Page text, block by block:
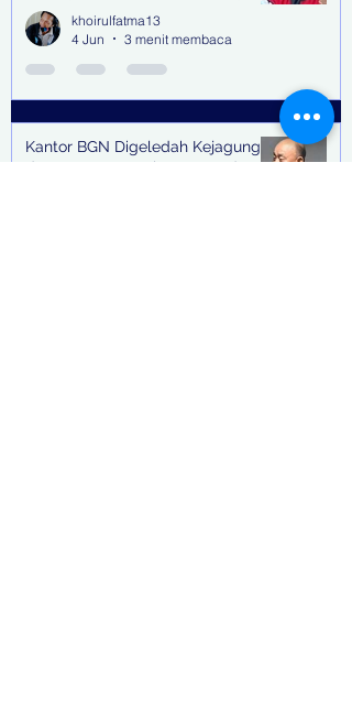
senilai Rp1,285 M di PN Surabaya
khoirulfatma13
4 Jun
3 menit membaca
Kantor BGN Digeledah Kejagung
dan Mantan Kepala BGN Dadan